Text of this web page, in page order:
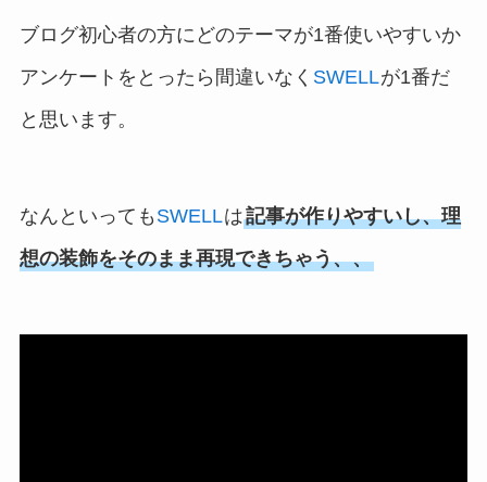
ブログ初心者の方にどのテーマが1番使いやすいか
アンケートをとったら間違いなく SWELLが1番だ
と思います。
なんといっても SWELLは記事が作りやすいし、理
想の装飾をそのまま再現できちゃう、、